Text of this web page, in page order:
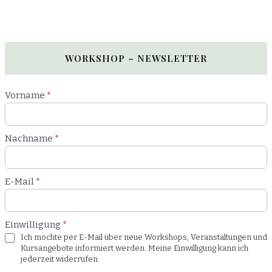
WORKSHOP – NEWSLETTER
Newsletter
Workshop
Vorname *
Nachname *
E-Mail *
Einwilligung *
Ich möchte per E-Mail über neue Workshops, Veranstaltungen und
Kursangebote informiert werden. Meine Einwilligung kann ich
jederzeit widerrufen.